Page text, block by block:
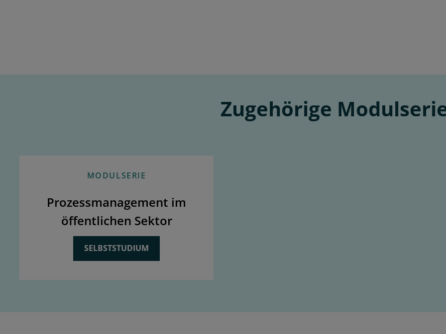
Zugehörige
MODULSERIE
Prozessmanagement im
öffentlichen Sektor
SELBSTSTUDIUM